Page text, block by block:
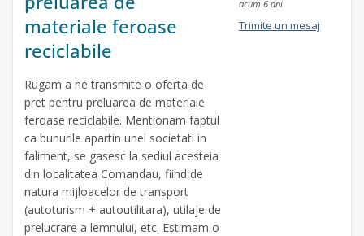
materiale feroase
reciclabile
Rugam a ne transmite o oferta de
pret pentru preluarea de materiale
feroase reciclabile. Mentionam faptul
ca bunurile apartin unei societati in
faliment, se gasesc la sediul acesteia
din localitatea Comandau, fiind de
natura mijloacelor de transport
(autoturism + autoutilitara), utilaje de
prelucrare a lemnului, etc. Estimam o
acum 6 ani
Trimite un mesaj